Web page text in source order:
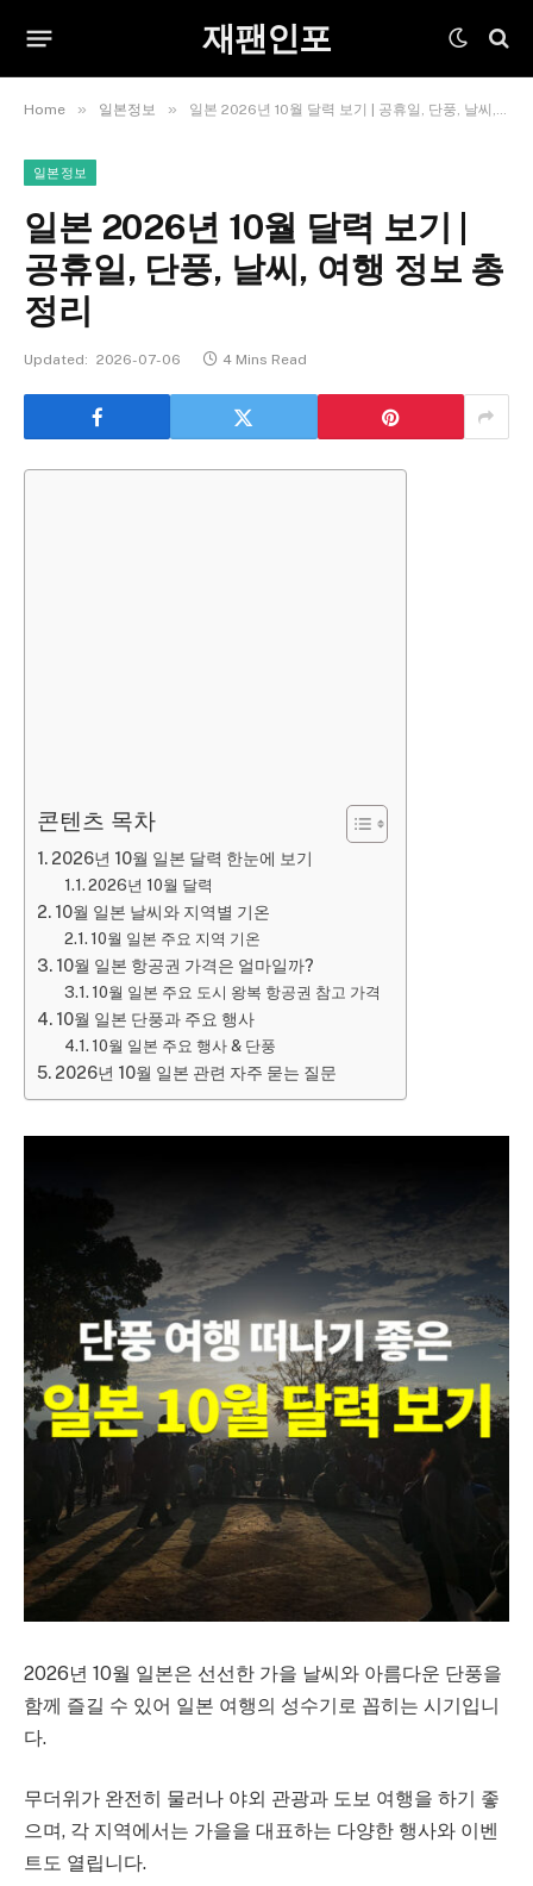
재팬인포
Home » 일본정보 » 일본 2026년 10월 달력 보기 | 공휴일, 단풍, 날씨, 여행 정보 총정리
일본정보
일본 2026년 10월 달력 보기 |
공휴일, 단풍, 날씨, 여행 정보 총
정리
Updated: 2026-07-06 4 Mins Read
콘텐츠 목차
2026년 10월 일본 달력 한눈에 보기
2026년 10월 달력
10월 일본 날씨와 지역별 기온
10월 일본 주요 지역 기온
10월 일본 항공권 가격은 얼마일까?
10월 일본 주요 도시 왕복 항공권 참고 가격
10월 일본 단풍과 주요 행사
10월 일본 주요 행사 & 단풍
2026년 10월 일본 관련 자주 묻는 질문
2026년 10월 일본은 선선한 가을 날씨와 아름다운 단풍을
함께 즐길 수 있어 일본 여행의 성수기로 꼽히는 시기입니
다.
무더위가 완전히 물러나 야외 관광과 도보 여행을 하기 좋
으며, 각 지역에서는 가을을 대표하는 다양한 행사와 이벤
트도 열립니다.